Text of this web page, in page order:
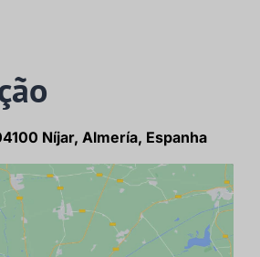
Níjar, Almería, Espanha